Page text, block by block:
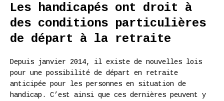
Les handicapés ont droit à
des conditions particulières
de départ à la retraite
Depuis janvier 2014, il existe de nouvelles lois
pour une possibilité de départ en retraite
anticipée pour les personnes en situation de
handicap. C’est ainsi que ces dernières peuvent y